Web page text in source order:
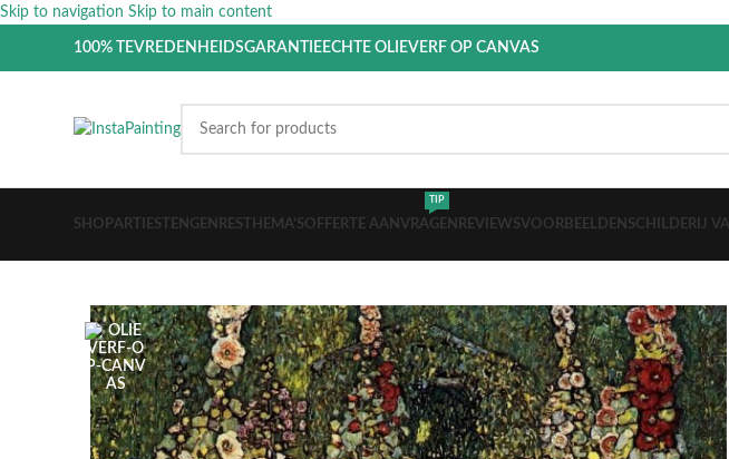
Skip to navigation Skip to main content
100% TEVREDENHEIDSGARANTIEECHTE OLIEVERF OP CANVAS
SHOPARTIESTEN GENRES THEMA’SOFFERTE AANVRAGEN
TIP
REVIEWSVOORBEELDEN SCHILDERIJ